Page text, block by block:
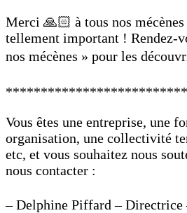
Merci 🙏🏻 à tous nos
tellement important ! Rendez-
nos mécènes » pour les
Vous êtes une entreprise, une
organisation, une collectivité
etc, et vous souhaitez nous
nous contacter :
– Delphine Piffard –